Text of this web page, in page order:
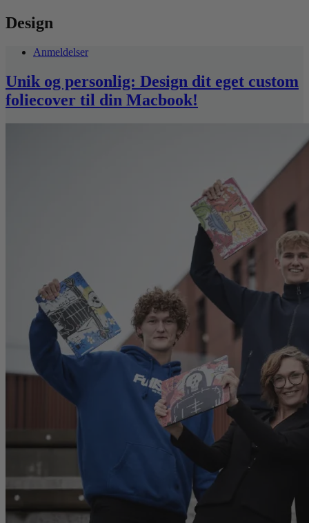
Design
Anmeldelser
Unik og personlig: Design dit eget custom
foliecover til din Macbook!